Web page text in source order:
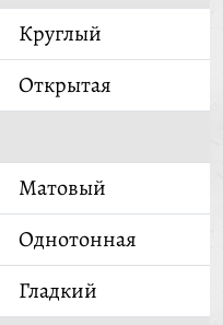
Круглый
Открытая
Матовый
Однотонная
Гладкий